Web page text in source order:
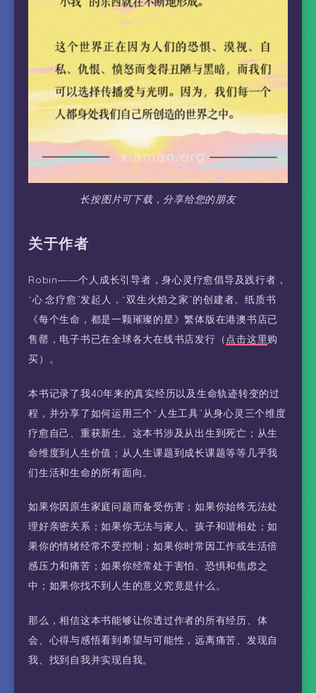
长按图片可下载，分享给您的朋友
关于作者
Robin——个人成长引导者，身心灵疗愈倡导及践行者，
“心.念疗愈”发起人，“双生火焰之家”的创建者。纸质书
《每个生命，都是一颗璀璨的星》繁体版在港澳书店已
售罄，电子书已在全球各大在线书店发行（ 点击这里购
买）。
本书记录了我40年来的真实经历以及生命轨迹转变的过
程，并分享了如何运用三个“人生工具”从身心灵三个维度
疗愈自己、重获新生。这本书涉及从出生到死亡；从生
命维度到人生价值；从人生课题到成长课题等等几乎我
们生活和生命的所有面向。
如果你因原生家庭问题而备受伤害；如果你始终无法处
理好亲密关系；如果你无法与家人、孩子和谐相处；如
果你的情绪经常不受控制；如果你时常因工作或生活倍
感压力和痛苦；如果你经常处于害怕、恐惧和焦虑之
中；如果你找不到人生的意义究竟是什么。
那么，相信这本书能够让你透过作者的所有经历、体
会、心得与感悟看到希望与可能性，远离痛苦、发现自
我、找到自我并实现自我。